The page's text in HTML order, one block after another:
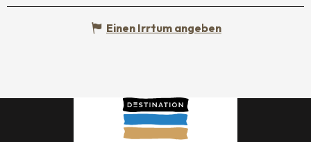
Einen Irrtum angeben